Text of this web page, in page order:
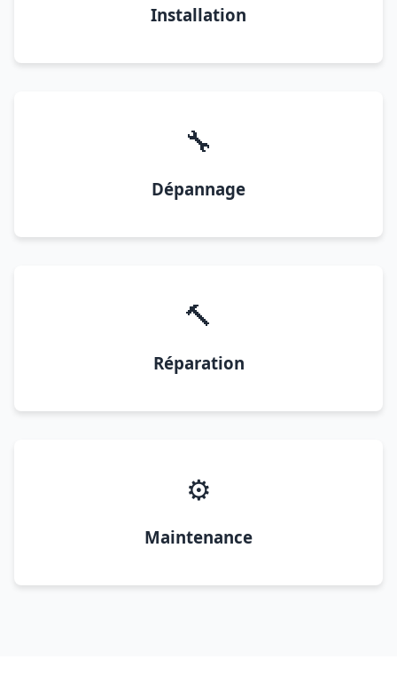
Installation
🔧
Dépannage
🔨
Réparation
⚙️
Maintenance